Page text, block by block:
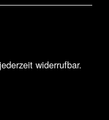
widerrufbar.